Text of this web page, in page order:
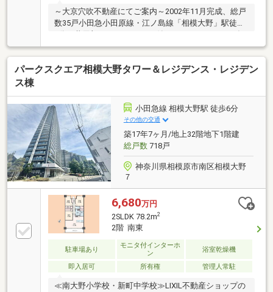
～大京穴吹不動産にてご案内～2002年11月完成、総戸
数35戸小田急小田原線・江ノ島線「相模大野」駅徒歩
時に便利な宅配ボックス・ペット飼育可（飼育細則に
よる制限有）・敷地内駐車場100%確保～専有部～・専
有面積58.40平米・南西向き1LDK・リビングにTES式
に優れた二重床・二重天井～リノベーション内容～シ
ステムキッチン・ユニットバス交換洗面化粧台・トイ
レ・建具交換全フローリング・全クロス張替 等
パークスクエア相模大野タワー＆レジデンス・レジデン
ス棟
小田急線 相模大野駅 徒歩6分
その他の交通
築17年7ヶ月/地上32階地下1階建
総戸数718戸
神奈川県相模原市南区相模大野
７
6,680万円
2SLDK 78.2m2
2階 南東
駐車場あり
モニタ付インターホ
ン
浴室乾燥機
即入居可 所有権 管理人常駐
≪南大野小学校・新町中学校≫LIXIL不動産ショップの